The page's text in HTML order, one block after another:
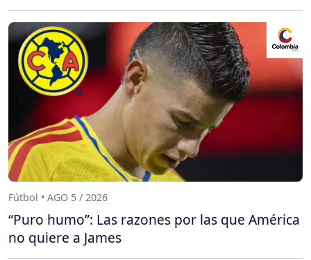
Fútbol • AGO 5 / 2026
“Puro humo”: Las razones por las que América
no quiere a James